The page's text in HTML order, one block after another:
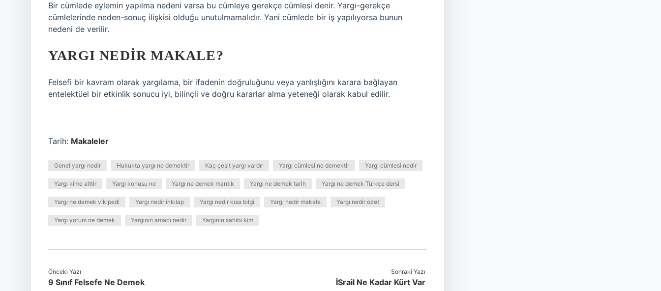
Bir cümlede eylemin yapılma nedeni varsa bu cümleye gerekçe cümlesi denir. Yargı-gerekçe
cümlelerinde neden-sonuç ilişkisi olduğu unutulmamalıdır. Yani cümlede bir iş yapılıyorsa bunun
nedeni de verilir.
YARGI NEDIR MAKALE?
Felsefi bir kavram olarak yargılama, bir ifadenin doğruluğunu veya yanlışlığını karara bağlayan
entelektüel bir etkinlik sonucu iyi, bilinçli ve doğru kararlar alma yeteneği olarak kabul edilir.
Tarih: Makaleler
Genel yargı nedir Hukukta yargı ne demektir Kaç çeşit yargı vardır Yargı cümlesi ne demektir Yargı cümlesi nedir
Yargı kime aittir Yargı konusu ne Yargı ne demek mantık Yargı ne demek tarih Yargı ne demek Türkçe dersi
Yargı ne demek vikipedi Yargı nedir inkılap Yargı nedir kısa bilgi Yargı nedir makale Yargı nedir özet
Yargı yorum ne demek Yargının amacı nedir Yargının sahibi kim
Önceki Yazı
9 Sınıf Felsefe Ne Demek
Sonraki Yazı
İSrail Ne Kadar Kürt Var